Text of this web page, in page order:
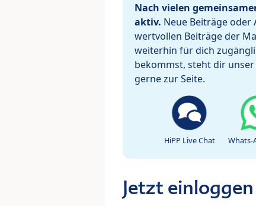
Nach vielen
aktiv. Neue Beiträge
wertvollen Beiträge der
weiterhin für dich
bekommst, steht dir unser
gerne zur Seite.
HiPP Live Chat Whats-
Jetzt